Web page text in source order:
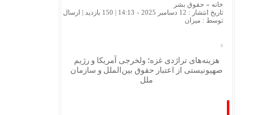
خانه » حقوق بشر
تاریخ انتشار : 12 دسامبر 2025 - 14:13 |
150 بازدید
| ارسال
توسط : میزان
هزینه‌های تراژدی غزه؛ ولخرجی آمریکا و رژیم
صهیونیستی از اعتبار حقوق بین‌الملل و سازمان
ملل